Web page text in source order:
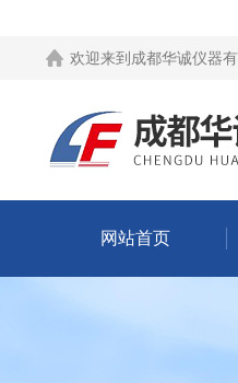
欢迎来到 成都华诚仪器
网站首页